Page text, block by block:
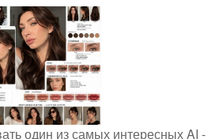
один из самых интересных AI -